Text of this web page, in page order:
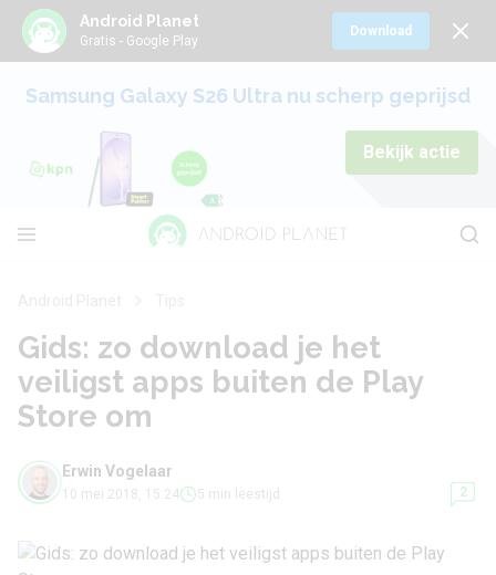
Android Planet
Gratis - Google Play
Download
Samsung Galaxy S26 Ultra nu scherp geprijsd
Bekijk actie
Gids: zo download je het
veiligst apps buiten de Play
Store om
Erwin Vogelaar
10 mei 2018, 15:24 5 min leestijd 2